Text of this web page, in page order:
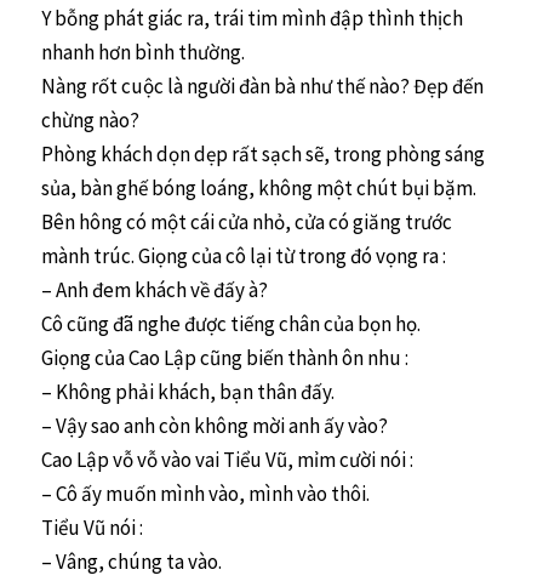
Y bỗng phát giác ra, trái tim mình đập thình thịch
nhanh hơn bình thường.
Nàng rốt cuộc là người đàn bà như thế nào? Đẹp đến
chừng nào?
Phòng khách dọn dẹp rất sạch sẽ, trong phòng sáng
sủa, bàn ghế bóng loáng, không một chút bụi bặm.
Bên hông có một cái cửa nhỏ, cửa có giăng trước
mành trúc. Giọng của cô lại từ trong đó vọng ra :
– Anh đem khách về đấy à?
Cô cũng đã nghe được tiếng chân của bọn họ.
Giọng của Cao Lập cũng biến thành ôn nhu :
– Không phải khách, bạn thân đấy.
– Vậy sao anh còn không mời anh ấy vào?
Cao Lập vỗ vỗ vào vai Tiểu Vũ, mỉm cười nói :
– Cô ấy muốn mình vào, mình vào thôi.
Tiểu Vũ nói :
– Vâng, chúng ta vào.